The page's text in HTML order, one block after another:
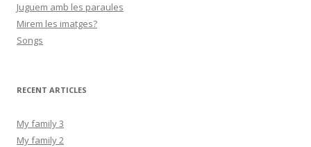
Juguem amb les paraules
Mirem les imatges?
Songs
RECENT ARTICLES
My family 3
My family 2